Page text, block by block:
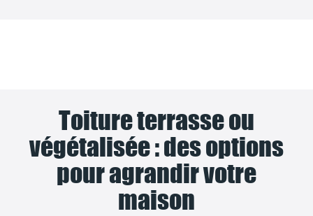
Toiture terrasse ou
végétalisée : des options
pour agrandir votre
maison